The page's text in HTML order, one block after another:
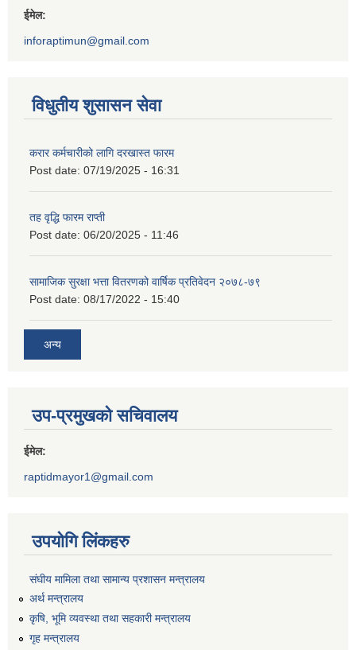
ईमेल:
inforaptimun@gmail.com
विधुतीय शुसासन सेवा
करार कर्मचारीको लागि दरखास्त फारम
Post date: 07/19/2025 - 16:31
तह वृद्धि फारम राप्ती
Post date: 06/20/2025 - 11:46
सामाजिक सुरक्षा भत्ता वितरणको वार्षिक प्रतिवेदन २०७८-७९
Post date: 08/17/2022 - 15:40
अन्य
उप-प्रमुखको सचिवालय
ईमेल:
raptidmayor1@gmail.com
उपयोगि लिंकहरु
संघीय मामिला तथा सामान्य प्रशासन मन्त्रालय
अर्थ मन्त्रालय
कृषि, भूमि व्यवस्था तथा सहकारी मन्त्रालय
गृह मन्त्रालय